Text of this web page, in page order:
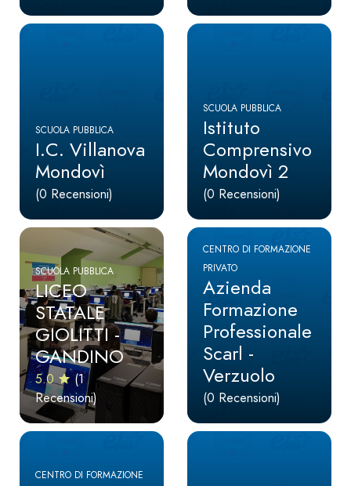
SCUOLA PUBBLICA
I.C. Villanova
Mondovì
(0 Recensioni)
SCUOLA PUBBLICA
Istituto
Comprensivo
Mondovì 2
(0 Recensioni)
SCUOLA PUBBLICA
LICEO
STATALE
GIOLITTI -
GANDINO
5.0
(1
Recensioni)
CENTRO DI FORMAZIONE
PRIVATO
Azienda
Formazione
Professionale
Scarl -
Verzuolo
(0 Recensioni)
CENTRO DI FORMAZIONE